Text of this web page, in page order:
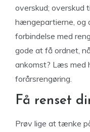
overskud; overskud
hængepartierne, og
forbindelse med
gode at få ordnet,
ankomst? Læs med
forårsrengøring.
Få renset
Prøv lige at tænke